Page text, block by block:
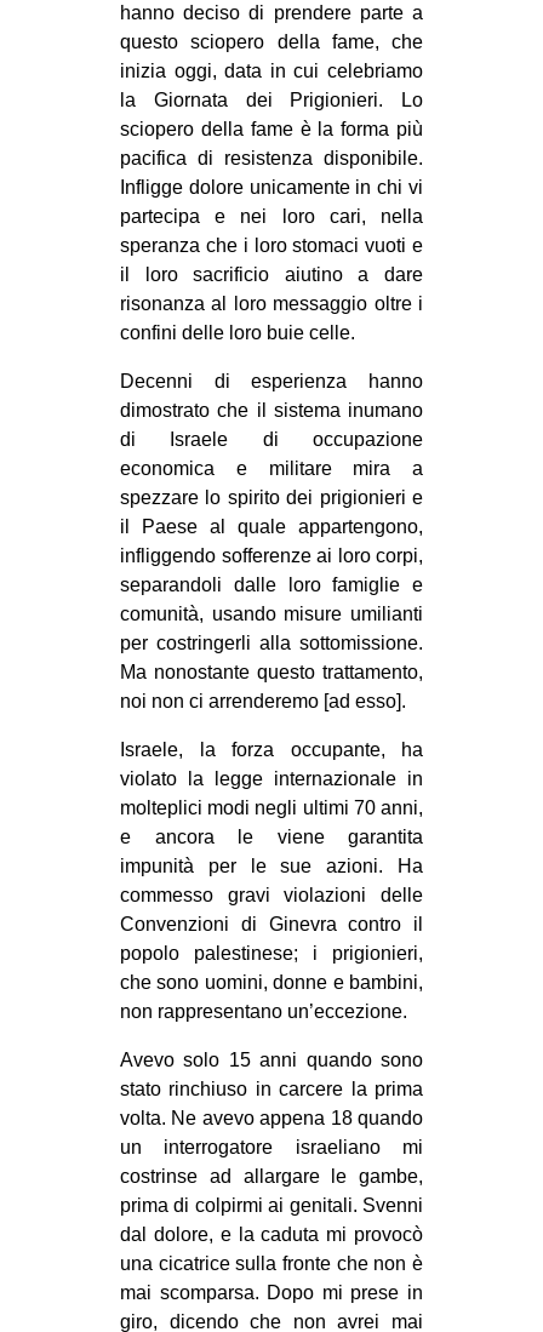
AFRICA
AMERICHE
ESTREMO ORIENTE
EUROPA
MEDIO ORIENTE
EVENTI
in
Fb
bsky
ms
SEARCH
hanno deciso di prendere parte a
questo sciopero della fame, che
inizia oggi, data in cui celebriamo
la Giornata dei Prigionieri. Lo
sciopero della fame è la forma più
pacifica di resistenza disponibile.
Infligge dolore unicamente in chi vi
partecipa e nei loro cari, nella
speranza che i loro stomaci vuoti e
il loro sacrificio aiutino a dare
risonanza al loro messaggio oltre i
confini delle loro buie celle.
Decenni di esperienza hanno
dimostrato che il sistema inumano
di Israele di occupazione
economica e militare mira a
spezzare lo spirito dei prigionieri e
il Paese al quale appartengono,
infliggendo sofferenze ai loro corpi,
separandoli dalle loro famiglie e
comunità, usando misure umilianti
per costringerli alla sottomissione.
Ma nonostante questo trattamento,
noi non ci arrenderemo [ad esso].
Israele, la forza occupante, ha
violato la legge internazionale in
molteplici modi negli ultimi 70 anni,
e ancora le viene garantita
impunità per le sue azioni. Ha
commesso gravi violazioni delle
Convenzioni di Ginevra contro il
popolo palestinese; i prigionieri,
che sono uomini, donne e bambini,
non rappresentano un’eccezione.
Avevo solo 15 anni quando sono
stato rinchiuso in carcere la prima
volta. Ne avevo appena 18 quando
un interrogatore israeliano mi
costrinse ad allargare le gambe,
prima di colpirmi ai genitali. Svenni
dal dolore, e la caduta mi provocò
una cicatrice sulla fronte che non è
mai scomparsa. Dopo mi prese in
giro, dicendo che non avrei mai